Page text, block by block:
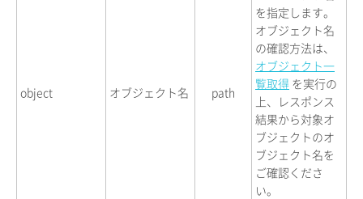
object オブジェクト名 path
を指定します。
オブジェクト名
の確認方法は、
オブジェクト一
覧取得 を実行の
上、レスポンス
結果から対象オ
ブジェクトのオ
ブジェクト名を
ご確認くださ
い。